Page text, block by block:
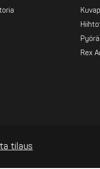
Rex
tilaus